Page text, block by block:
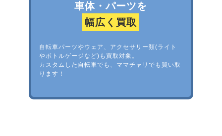
車体・パーツを
幅広く買取
自転車パーツやウェア、アクセサリー類(ライト
やボトルゲージなど)も買取対象。
カスタムした自転車でも、ママチャリでも買い取
ります！